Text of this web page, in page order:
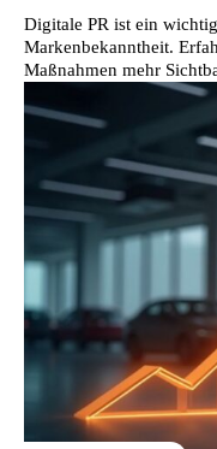
Digitale PR ist ein
Markenbekanntheit.
Maßnahmen mehr